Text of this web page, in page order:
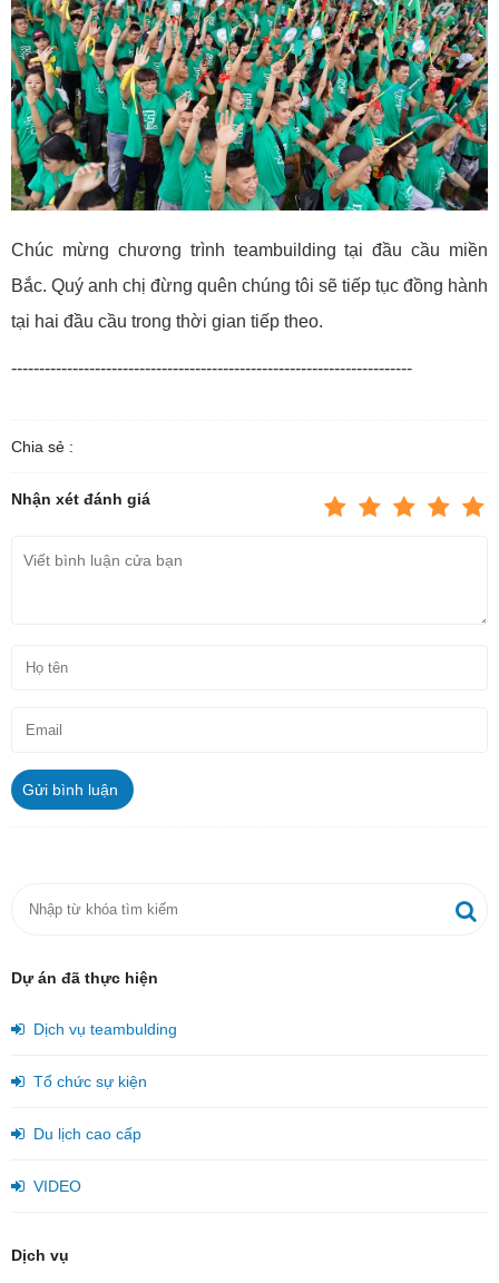
Chúc mừng chương trình teambuilding tại đầu cầu miền
Bắc. Quý anh chị đừng quên chúng tôi sẽ tiếp tục đồng hành
tại hai đầu cầu trong thời gian tiếp theo.
------------------------------------------------------------------------
Chia sẻ :
Nhận xét đánh giá
Gửi bình luận
Dự án đã thực hiện
Dịch vụ teambulding
Tổ chức sự kiện
Du lịch cao cấp
VIDEO
Dịch vụ